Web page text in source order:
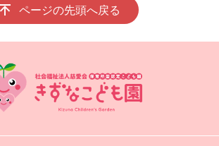
ページの先頭へ戻る